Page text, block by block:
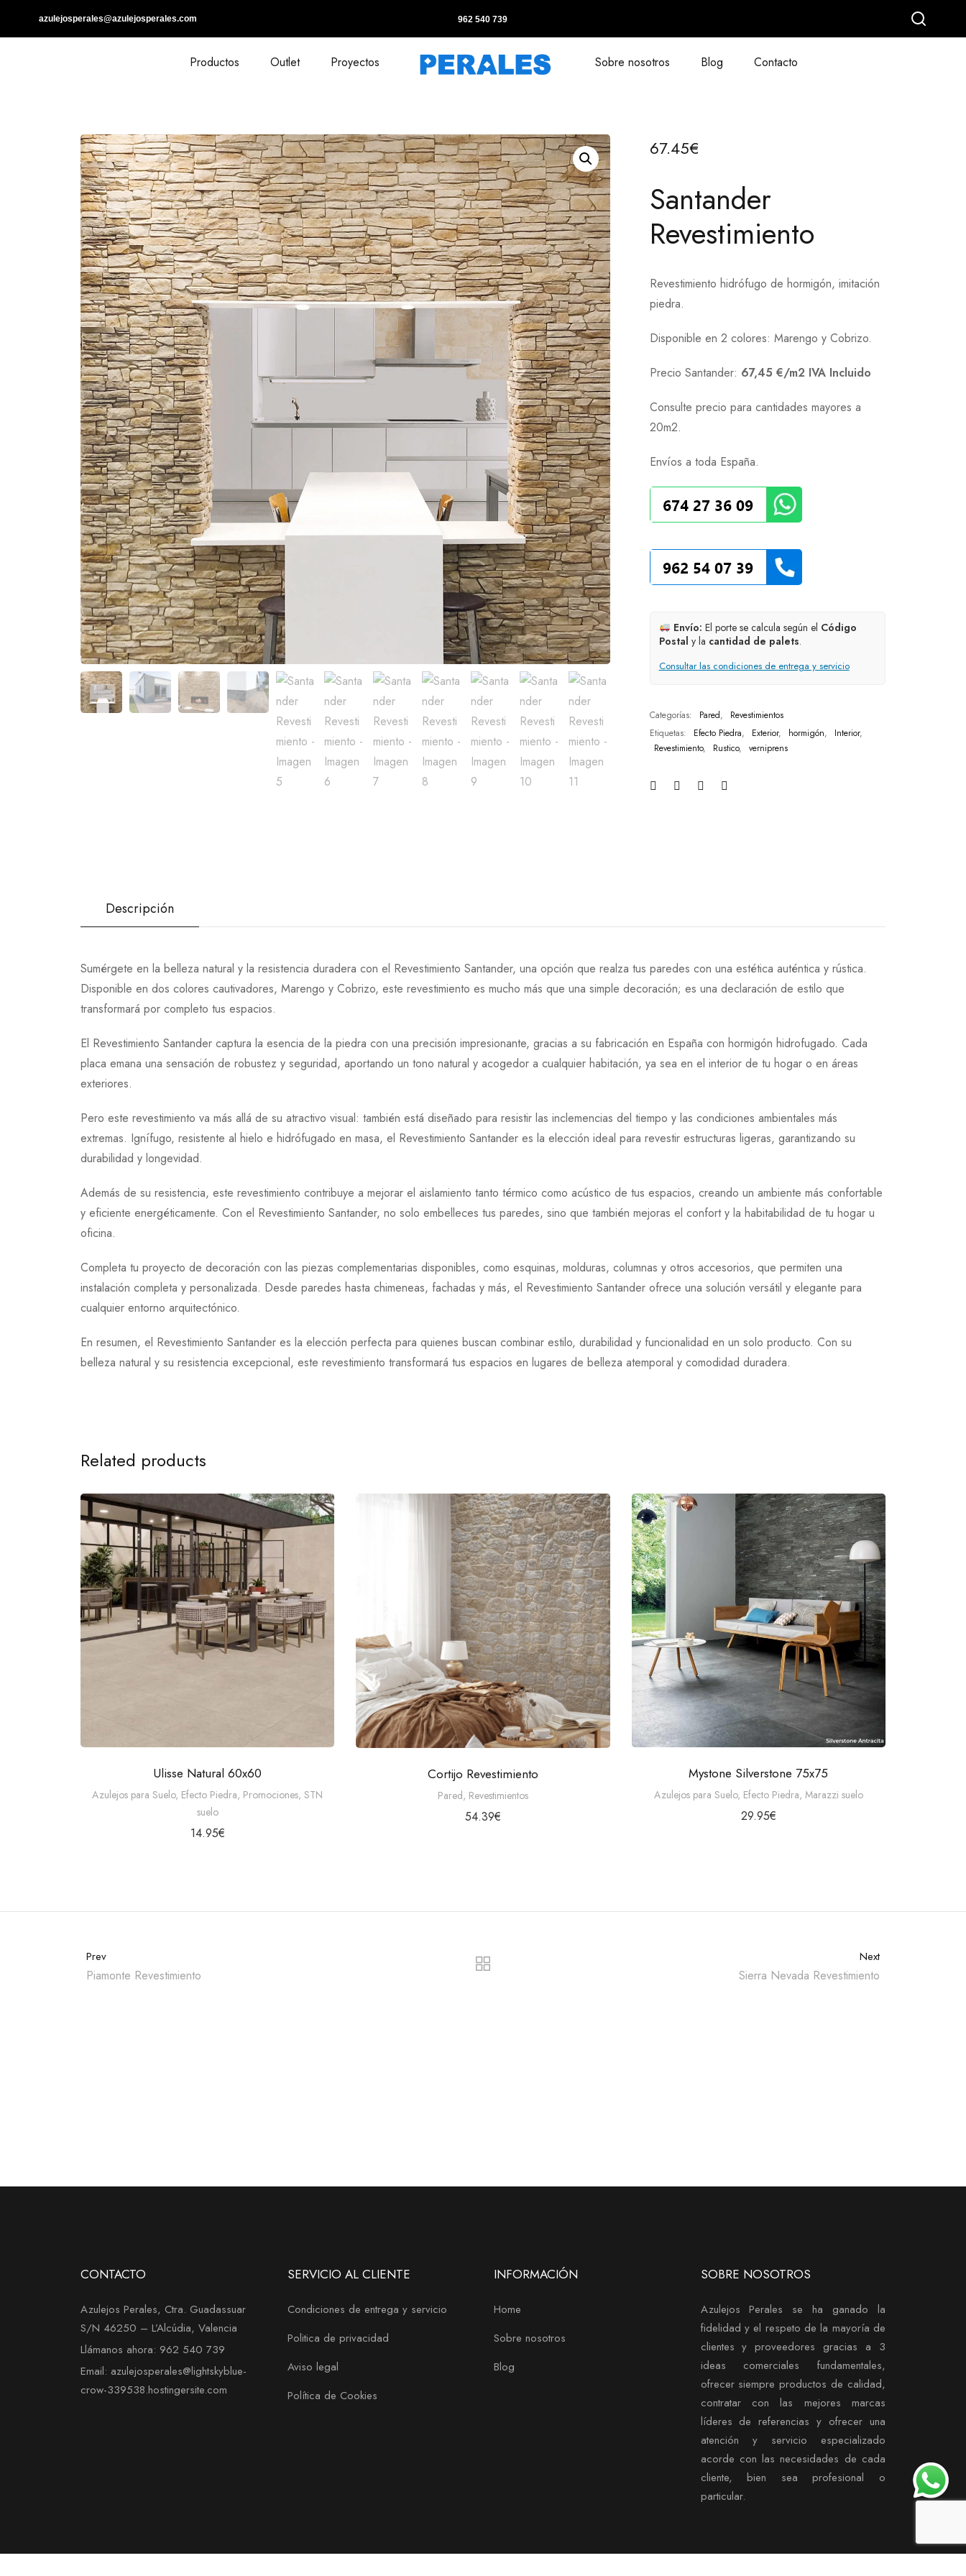
azulejosperales@azulejosperales.com 962 540 739
Productos Outlet Proyectos Sobre nosotros Blog Contacto
67.45€
Santander
Revestimiento
Revestimiento hidrófugo de hormigón, imitación
piedra.
Disponible en 2 colores: Marengo y Cobrizo.
Precio Santander: 67,45 €/m2 IVA Incluido
Consulte precio para cantidades mayores a
20m2.
Envíos a toda España.
Envío: El porte se calcula según el Código
Postal y la cantidad de palets.
Consultar las condiciones de entrega y servicio
Categorías: Pared,
Revestimientos
Etiquetas:
Efecto Piedra, Exterior, hormigón, Interior,
Revestimiento, Rustico, verniprens
Descripción
Sumérgete en la belleza natural y la resistencia duradera con el Revestimiento Santander, una opción que realza tus paredes con una estética auténtica y rústica.
Disponible en dos colores cautivadores, Marengo y Cobrizo, este revestimiento es mucho más que una simple decoración; es una declaración de estilo que
transformará por completo tus espacios.
El Revestimiento Santander captura la esencia de la piedra con una precisión impresionante, gracias a su fabricación en España con hormigón hidrofugado. Cada
placa emana una sensación de robustez y seguridad, aportando un tono natural y acogedor a cualquier habitación, ya sea en el interior de tu hogar o en áreas
exteriores.
Pero este revestimiento va más allá de su atractivo visual: también está diseñado para resistir las inclemencias del tiempo y las condiciones ambientales más
extremas. Ignífugo, resistente al hielo e hidrófugado en masa, el Revestimiento Santander es la elección ideal para revestir estructuras ligeras, garantizando su
durabilidad y longevidad.
Además de su resistencia, este revestimiento contribuye a mejorar el aislamiento tanto térmico como acústico de tus espacios, creando un ambiente más confortable
y eficiente energéticamente. Con el Revestimiento Santander, no solo embelleces tus paredes, sino que también mejoras el confort y la habitabilidad de tu hogar u
oficina.
Completa tu proyecto de decoración con las piezas complementarias disponibles, como esquinas, molduras, columnas y otros accesorios, que permiten una
instalación completa y personalizada. Desde paredes hasta chimeneas, fachadas y más, el Revestimiento Santander ofrece una solución versátil y elegante para
cualquier entorno arquitectónico.
En resumen, el Revestimiento Santander es la elección perfecta para quienes buscan combinar estilo, durabilidad y funcionalidad en un solo producto. Con su
belleza natural y su resistencia excepcional, este revestimiento transformará tus espacios en lugares de belleza atemporal y comodidad duradera.
Related products
Ulisse Natural 60x60
Azulejos para Suelo, Efecto Piedra, Promociones,STN
suelo
14.95€
Cortijo Revestimiento
Pared, Revestimientos
54.39€
Mystone Silverstone 75x75
Azulejos para Suelo, Efecto Piedra, Marazzi suelo
29.95€
Prev
Piamonte Revestimiento
Next
Sierra Nevada Revestimiento
CONTACTO
Azulejos Perales, Ctra. Guadassuar
S/N 46250 – L’Alcúdia, Valencia
Llámanos ahora: 962 540 739
Email: azulejosperales@lightskyblue-
crow-339538.hostingersite.com
SERVICIO AL CLIENTE
Condiciones de entrega y servicio
Politica de privacidad
Aviso legal
Política de Cookies
INFORMACIÓN
Home
Sobre nosotros
Blog
SOBRE NOSOTROS
Azulejos Perales se ha ganado la
fidelidad y el respeto de la mayoría de
clientes y proveedores gracias a 3
ideas comerciales fundamentales,
ofrecer siempre productos de calidad,
contratar con las mejores marcas
líderes de referencias y ofrecer una
atención y servicio especializado
acorde con las necesidades de cada
cliente, bien sea profesional o
particular.